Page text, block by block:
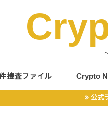
捜査ファイル Crypto
公式